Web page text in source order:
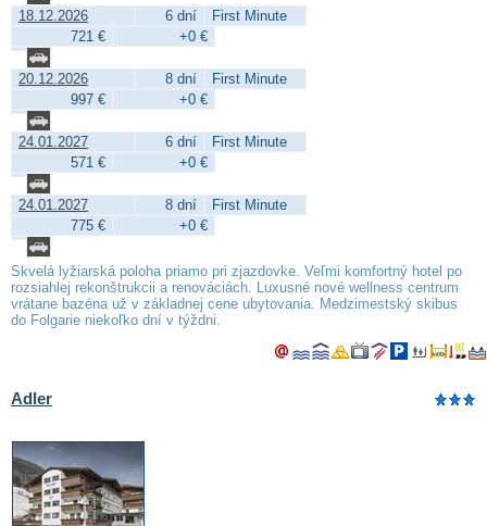
18.12.2026 6 dní
First Minute
721 €
+0 €
20.12.2026 8 dní
First Minute
997 €
+0 €
24.01.2027 6 dní
First Minute
571 €
+0 €
24.01.2027 8 dní
First Minute
775 €
+0 €
Skvelá lyžiarská poloha priamo pri zjazdovke. Veľmi komfortný hotel po
rozsiahlej rekonštrukcii a renováciách. Luxusné nové wellness centrum
vrátane bazéna už v základnej cene ubytovania. Medzimestský skibus
do Folgarie niekoľko dní v týždni.
Adler